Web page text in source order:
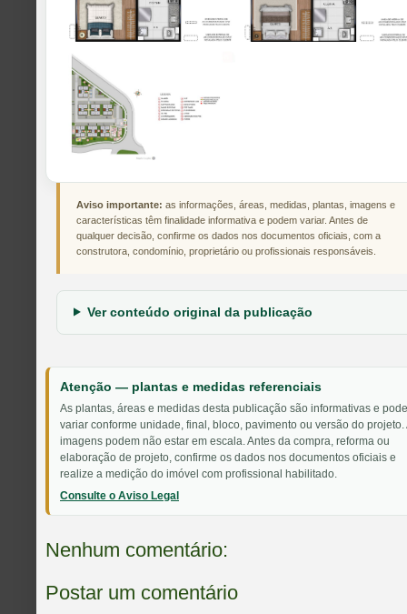
Aviso importante: as informações, áreas, medidas, plantas, imagens e
características têm finalidade informativa e podem variar. Antes de
qualquer decisão, confirme os dados nos documentos oficiais, com a
construtora, condomínio, proprietário ou profissionais responsáveis.
Ver conteúdo original da publicação
Atenção — plantas e medidas referenciais
As plantas, áreas e medidas desta publicação são informativas e
variar conforme unidade, final, bloco, pavimento ou versão do projeto.
imagens podem não estar em escala. Antes da compra, reforma ou
elaboração de projeto, confirme os dados nos documentos oficiais e
realize a medição do imóvel com profissional habilitado.
Consulte o Aviso Legal
Nenhum comentário:
Postar um comentário